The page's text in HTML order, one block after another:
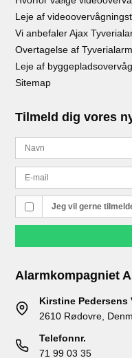
Leje af
Vi anbefaler Ajax
Overtagelse af Tyverialarm
Leje af
Sitemap
Tilmeld dig vores
Jeg vil gerne
Alarmkompagniet
Kirstine Pedersens
2610 Rødovre,
Telefonnr.
71 99 03 35